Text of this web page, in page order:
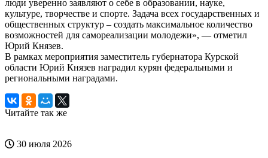
люди уверенно заявляют о себе в образовании, науке,
культуре, творчестве и спорте. Задача всех государственных и
общественных структур – создать максимальное количество
возможностей для самореализации молодежи», — отметил
Юрий Князев.
В рамках мероприятия заместитель губернатора Курской
области Юрий Князев наградил курян федеральными и
региональными наградами.
Читайте так же
30 июля 2026